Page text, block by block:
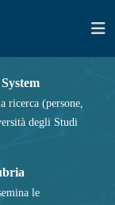
ricerca (persone,
degli Studi
le